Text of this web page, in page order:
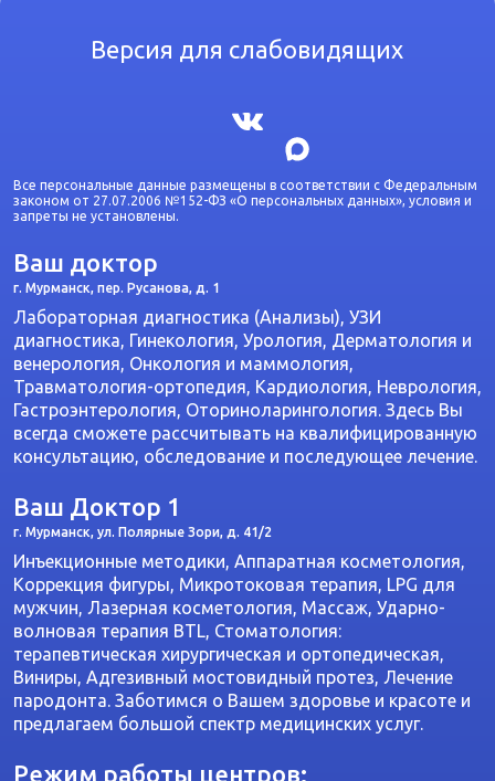
Версия для слабовидящих
Все персональные данные размещены в соответствии с Федеральным
законом от 27.07.2006 №152-ФЗ «О персональных данных», условия и
запреты не установлены.
Ваш доктор
г. Мурманск, пер. Русанова, д. 1
Лабораторная диагностика (Анализы), УЗИ
диагностика, Гинекология, Урология, Дерматология и
венерология, Онкология и маммология,
Травматология-ортопедия, Кардиология, Неврология,
Гастроэнтерология, Оториноларингология. Здесь Вы
всегда сможете рассчитывать на квалифицированную
консультацию, обследование и последующее лечение.
Ваш Доктор 1
г. Мурманск, ул. Полярные Зори, д. 41/2
Инъекционные методики, Аппаратная косметология,
Коррекция фигуры, Микротоковая терапия, LPG для
мужчин, Лазерная косметология, Массаж, Ударно-
волновая терапия BTL, Стоматология:
терапевтическая хирургическая и ортопедическая,
Виниры, Адгезивный мостовидный протез, Лечение
пародонта. Заботимся о Вашем здоровье и красоте и
предлагаем большой спектр медицинских услуг.
Режим работы центров: